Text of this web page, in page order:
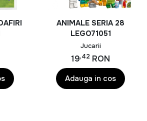
invata si explora lumea prin
ANIMALE SERIA 28
LEGO71051
Jucarii
19,42 RON
Adauga in cos